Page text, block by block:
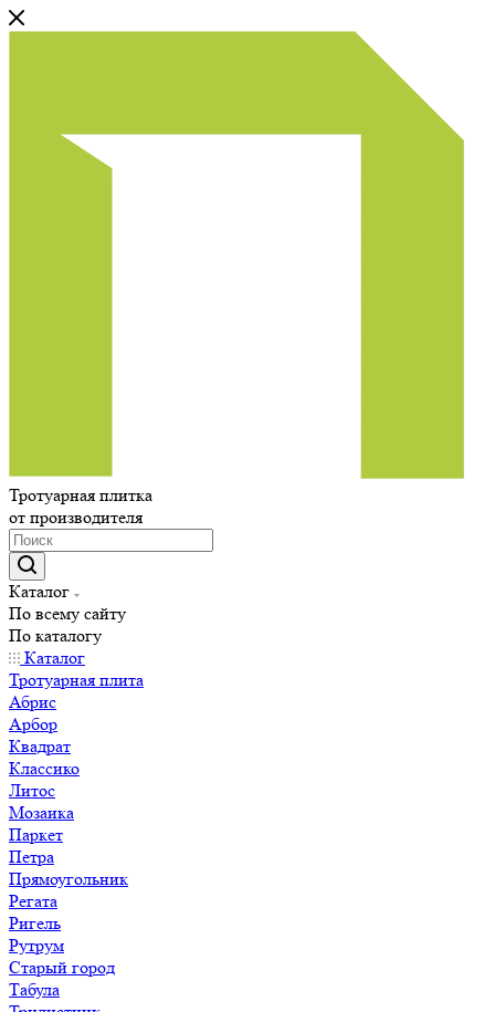
Тротуарная плитка
от производителя
Каталог
По всему сайту
По каталогу
Каталог
Тротуарная плита
Абрис
Арбор
Квадрат
Классико
Литос
Мозаика
Паркет
Петра
Прямоугольник
Регата
Ригель
Рутрум
Старый город
Табула